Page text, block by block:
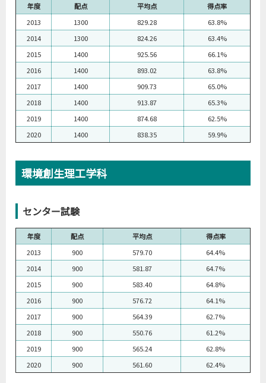
年度 配点 平均点
得点率
2013
1300 829.28
63.8%
2014
1300 824.26
63.4%
2015
1400 925.56
66.1%
2016
1400 893.02
63.8%
2017
1400 909.73
65.0%
2018
1400 913.87
65.3%
2019
1400 874.68
62.5%
2020
1400 838.35 59.9%
環境創生理工学科
センター試験
年度 配点 平均点
得点率
2013
900 579.70
64.4%
2014
900 581.87
64.7%
2015
900 583.40
64.8%
2016
900 576.72
64.1%
2017
900 564.39
62.7%
2018
900 550.76
61.2%
2019
900 565.24
62.8%
2020
900 561.60 62.4%